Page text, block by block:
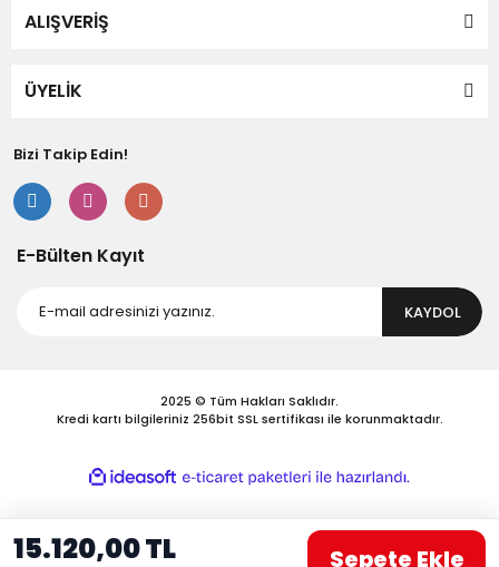
15.120,00 TL Sepete Ekle
Ürün bilgilerinde hatalar bulunuyor.
Bu ürüne benzer farklı alternatifler olmalı.
ALIŞVERİŞ
ÜYELİK
Bizi Takip Edin!
E-Bülten Kayıt
KAYDOL
2025 © Tüm Hakları Saklıdır.
Kredi kartı bilgileriniz 256bit SSL sertifikası ile korunmaktadır.
ideasoft
e-
paketleri